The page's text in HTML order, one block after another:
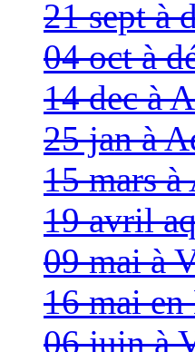
21 sept à
04 oct à
14 dec à
25 jan à
15 mars à
19 avril
09 mai à
16 mai
06 juin à